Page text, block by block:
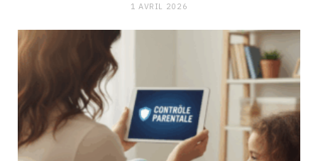
1 AVRIL 2026